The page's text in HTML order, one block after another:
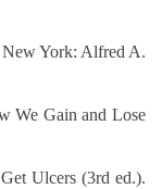
York: Alfred A.
We Gain and Lose
Ulcers (3rd ed.).